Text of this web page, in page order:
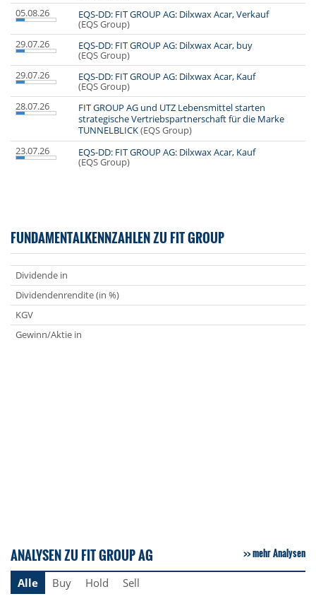
05.08.26
EQS-DD: FIT GROUP AG: Dilxwax Acar, Verkauf
(EQS Group)
29.07.26
EQS-DD: FIT GROUP AG: Dilxwax Acar, buy
(EQS Group)
29.07.26
EQS-DD: FIT GROUP AG: Dilxwax Acar, Kauf
(EQS Group)
28.07.26
FIT GROUP AG und UTZ Lebensmittel starten
strategische Vertriebspartnerschaft für die Marke
TUNNELBLICK(EQS Group)
23.07.26
EQS-DD: FIT GROUP AG: Dilxwax Acar, Kauf
(EQS Group)
FUNDAMENTALKENNZAHLEN ZU FIT GROUP
Dividende in
Dividendenrendite (in %)
KGV
Gewinn/Aktie in
ANALYSEN ZU FIT GROUP AG mehr Analysen
Alle Buy Hold Sell